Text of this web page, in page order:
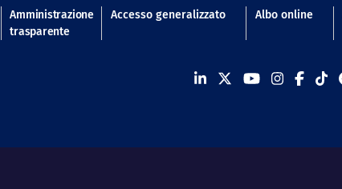
Navigation footer
Amministrazione
trasparente
Accesso generalizzato Albo online